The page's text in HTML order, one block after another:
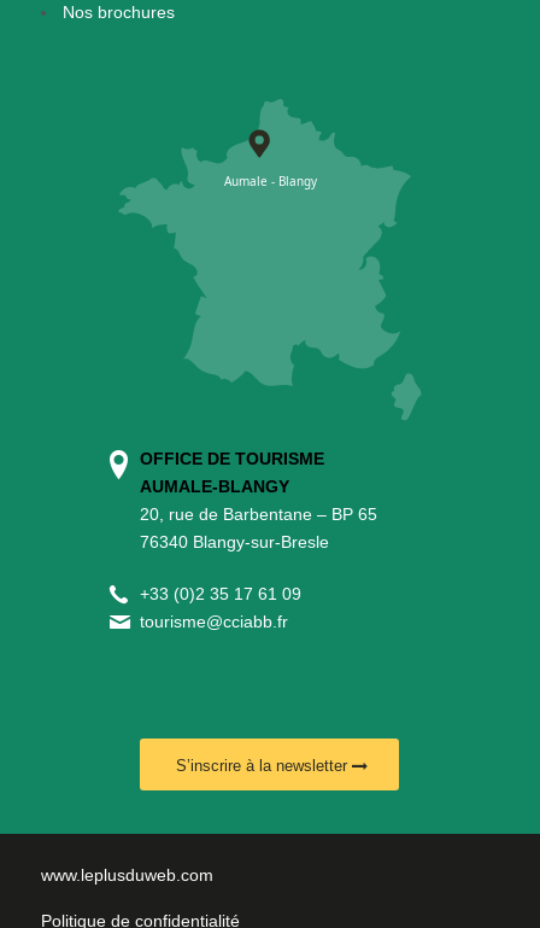
Nos brochures
OFFICE DE TOURISME
AUMALE-BLANGY
20, rue de Barbentane – BP 65
76340 Blangy-sur-Bresle
+33 (0)2 35 17 61 09
tourisme@cciabb.fr
S’inscrire à la newsletter
www.leplusduweb.com
Politique de confidentialité